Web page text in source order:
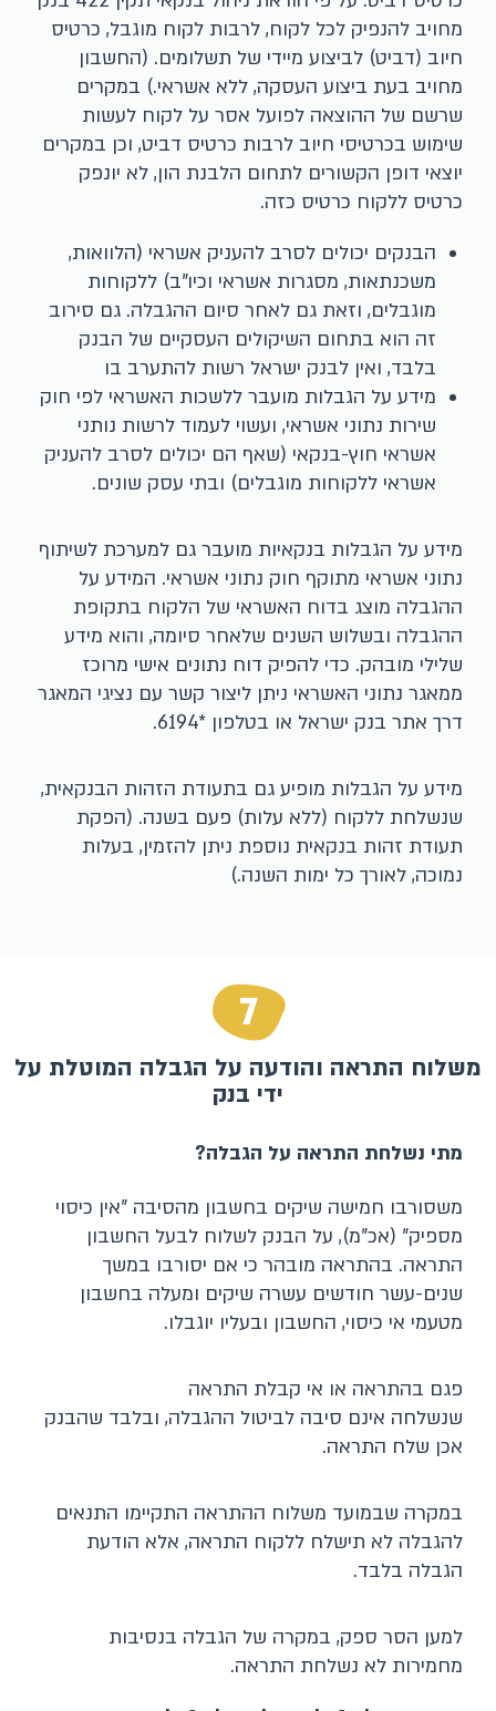
מחויב להנפיק לכל לקוח, לרבות לקוח מוגבל, כרטיס
חיוב (דביט) לביצוע מיידי של תשלומים. (החשבון
מחויב בעת ביצוע העסקה, ללא אשראי.) במקרים
שרשם של ההוצאה לפועל אסר על לקוח לעשות
שימוש בכרטיסי חיוב לרבות כרטיס דביט, וכן במקרים
יוצאי דופן הקשורים לתחום הלבנת הון, לא יונפק
כרטיס ללקוח כרטיס כזה.
הבנקים יכולים לסרב להעניק אשראי (הלוואות,
משכנתאות, מסגרות אשראי וכיו"ב) ללקוחות
מוגבלים, וזאת גם לאחר סיום ההגבלה. גם סירוב
זה הוא בתחום השיקולים העסקיים של הבנק
בלבד, ואין לבנק ישראל רשות להתערב בו
מידע על הגבלות מועבר ללשכות האשראי לפי חוק
שירות נתוני אשראי, ועשוי לעמוד לרשות נותני
אשראי חוץ-בנקאי (שאף הם יכולים לסרב להעניק
אשראי ללקוחות מוגבלים) ובתי עסק שונים.
מידע על הגבלות בנקאיות מועבר גם למערכת לשיתוף
נתוני אשראי מתוקף חוק נתוני אשראי. המידע על
ההגבלה מוצג בדוח האשראי של הלקוח בתקופת
ההגבלה ובשלוש השנים שלאחר סיומה, והוא מידע
שלילי מובהק. כדי להפיק דוח נתונים אישי מרוכז
ממאגר נתוני האשראי ניתן ליצור קשר עם נציגי המאגר
דרך אתר בנק ישראל או בטלפון *6194.
מידע על הגבלות מופיע גם בתעודת הזהות הבנקאית,
שנשלחת ללקוח (ללא עלות) פעם בשנה. (הפקת
תעודת זהות בנקאית נוספת ניתן להזמין, בעלות
נמוכה, לאורך כל ימות השנה.)
7
משלוח התראה והודעה על הגבלה המוטלת על
ידי בנק
מתי נשלחת התראה על הגבלה?
משסורבו חמישה שיקים בחשבון מהסיבה "אין כיסוי
מספיק" (אכ"מ), על הבנק לשלוח לבעל החשבון
התראה. בהתראה מובהר כי אם יסורבו במשך
שנים-עשר חודשים עשרה שיקים ומעלה בחשבון
מטעמי אי כיסוי, החשבון ובעליו יוגבלו.
פגם בהתראה או אי קבלת התראה
שנשלחה אינם סיבה לביטול ההגבלה, ובלבד שהבנק
אכן שלח התראה.
במקרה שבמועד משלוח ההתראה התקיימו התנאים
להגבלה לא תישלח ללקוח התראה, אלא הודעת
הגבלה בלבד.
למען הסר ספק, במקרה של הגבלה בנסיבות
מחמירות לא נשלחת התראה.